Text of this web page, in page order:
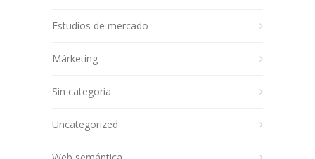
Estudios de mercado
Márketing
Sin categoría
Uncategorized